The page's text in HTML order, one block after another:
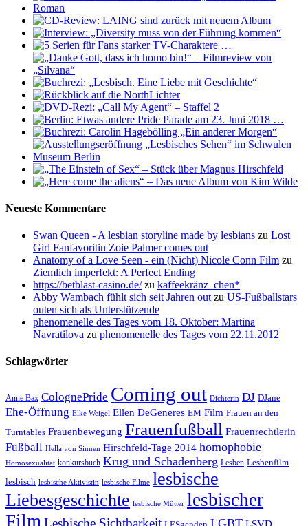
Neueste Kommentare
Swan Queen - A lesbian storyline made by lesbians zu Lost
Girl Fanfavoritin Zoie Palmer comes out
Anatomy of a Love Seen - ein (Nicht) Nicole Conn Film zu
Ziemlich imperfekt: A Perfect Ending
https://betblast-casino.de/zu kaffeekränz_chen*
Abby Wambach fühlt sich seit Jahren out zu US-Fußballstars
outen sich als Unterstützende
phenomenelle des Tages vom 18. Oktober: Martina
Navratilova zu phenomenelle des Tages vom 22.11.2012
Schlagwörter
Anne Bax ColognePride Coming out Dichterin DJ DJane
Ehe-Öffnung Elke Weigel Ellen DeGeneres EM Film Frauen an den
Turntables Frauenbewegung Frauenfußball Frauenrechtlerin
Fußball Hella von Sinnen Hirschfeld-Tage 2014 homophobie
Homosexualität konkursbuch Krug und Schadenberg Lesben Lesbenfilm
lesbisch lesbische Aktivistin lesbische Filme lesbische
Liebesgeschichte lesbische Mütter lesbischer
Film Lesbische Sichtbarkeit LGBT LSVD